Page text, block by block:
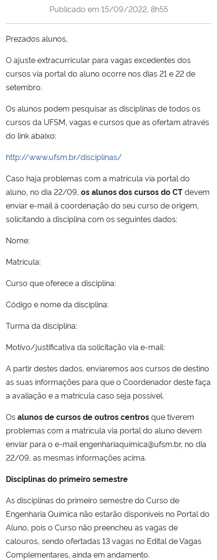
Ministério da Cidadania
Ministério de Minas e Energia
Ministério da Ciência, Tecnologia, Inovações e Comunicações
Ministério do Meio Ambiente
Ministério do Turismo
Ministério do Desenvolvimento Regional
Controladoria-Geral da União
Secretaria-Geral
Secretaria de Governo
Gabinete de Segurança Institucional
Planalto
Publicado em 15/09/2022, 8h55
Prezados alunos,
O ajuste extracurricular para vagas excedentes dos
cursos via portal do aluno ocorre nos dias 21 e 22 de
setembro.
Os alunos podem pesquisar as disciplinas de todos os
cursos da UFSM, vagas e cursos que as ofertam através
do link abaixo:
http://www.ufsm.br/disciplinas/
Caso haja problemas com a matrícula via portal do
aluno, no dia 22/09, os alunos dos cursos do CTdevem
enviar e-mail à coordenação do seu curso de origem,
solicitando a disciplina com os seguintes dados:
Nome:
Matrícula:
Curso que oferece a disciplina:
Código e nome da disciplina:
Turma da disciplina:
Motivo/justificativa da solicitação via e-mail:
A partir destes dados, enviaremos aos cursos de destino
as suas informações para que o Coordenador deste faça
a avaliação e a matrícula caso seja possível.
Os alunos de cursos de outros centrosque tiverem
problemas com a matrícula via portal do aluno devem
enviar para o e-mail engenhariaquimica@ufsm.br, no dia
22/09, as mesmas informações acima.
Disciplinas do primeiro semestre
As disciplinas do primeiro semestre do Curso de
Engenharia Química não estarão disponíveis no Portal do
Aluno, pois o Curso não preencheu as vagas de
calouros, sendo ofertadas 13 vagas no Edital de Vagas
Complementares, ainda em andamento.